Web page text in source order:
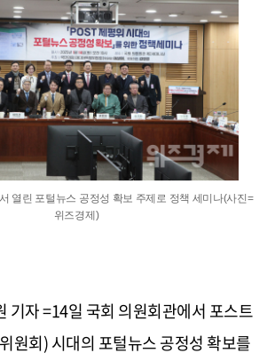
열린 포털뉴스 공정성 확보 주제로 정책 세미나(사진=
위즈경제)
기자 =14일 국회 의원회관에서 포스트
원회)시대의 포털뉴스 공정성 확보를